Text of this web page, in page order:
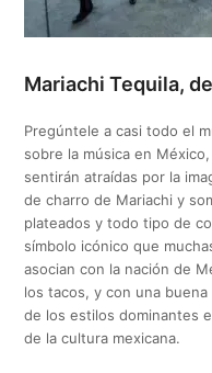
Mariachi Tequila,
Pregúntele a casi todo el
sobre la música en
sentirán atraídas por la
de charro de Mariachi y
plateados y todo tipo de
símbolo icónico que
asocian con la nación de
los tacos, y con una
de los estilos dominantes
de la cultura mexicana.